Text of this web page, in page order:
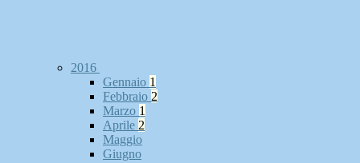
2016
Gennaio 1
Febbraio 2
Marzo 1
Aprile 2
Maggio
Giugno